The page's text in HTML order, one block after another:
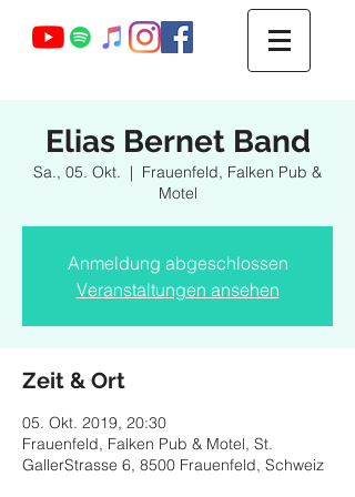
Webmaster Login
Elias Bernet Band
Sa., 05. Okt.
  |
Frauenfeld, Falken Pub &
Motel
Anmeldung abgeschlossen
Veranstaltungen ansehen
Zeit & Ort
05. Okt. 2019, 20:30
Frauenfeld, Falken Pub & Motel, St.
GallerStrasse 6, 8500 Frauenfeld, Schweiz